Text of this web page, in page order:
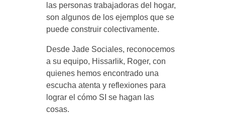
las personas trabajadoras del hogar,
son algunos de los ejemplos que se
puede construir colectivamente.
Desde Jade Sociales, reconocemos
a su equipo, Hissarlik, Roger, con
quienes hemos encontrado una
escucha atenta y reflexiones para
lograr el cómo SI se hagan las
cosas.